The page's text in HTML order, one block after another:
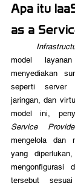
Apa itu
as a
model
menyediakan
seperti server
jaringan, dan
model ini,
Service
mengelola dan
yang
mengonfigurasi
tersebut